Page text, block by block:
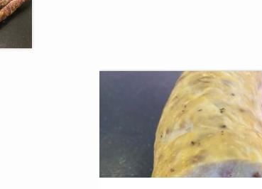
Total du produit
Total des options